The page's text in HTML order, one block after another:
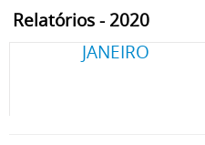
Relatórios - 2020
JANEIRO